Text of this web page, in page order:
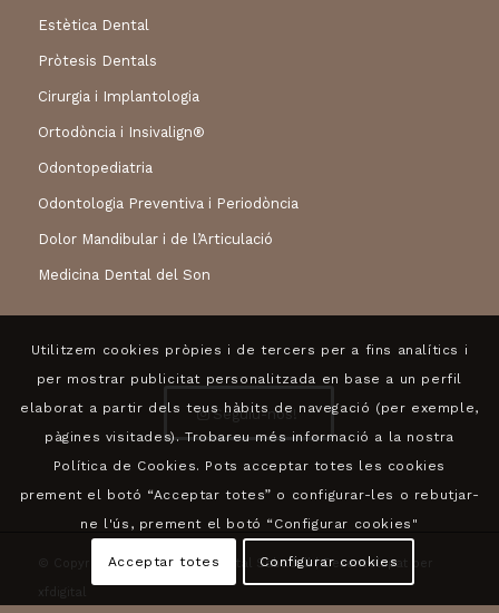
Estètica Dental
Pròtesis Dentals
Cirurgia i Implantologia
Ortodòncia i Insivalign®
Odontopediatria
Odontologia Preventiva i Periodòncia
Dolor Mandibular i de l’Articulació
Medicina Dental del Son
Seguiu-nos!
© Copyright 2024 - Centre Dental Sabadell | Desenvolupat per
xfdigital
Utilitzem cookies pròpies i de tercers per a fins analítics i
per mostrar publicitat personalitzada en base a un perfil
elaborat a partir dels teus hàbits de navegació (per exemple,
pàgines visitades). Trobareu més informació a la nostra
Política de Cookies. Pots acceptar totes les cookies
prement el botó “Acceptar totes” o configurar-les o rebutjar-
ne l'ús, prement el botó “Configurar cookies"
Acceptar totes Configurar cookies